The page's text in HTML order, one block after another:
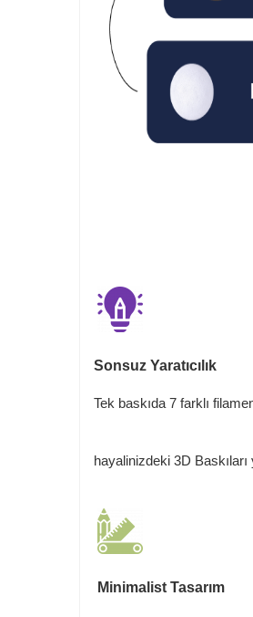
Sonsuz Yaratıcılık
Tek baskıda 7 farklı
hayalinizdeki 3D Baskıları
Minimalist Tasarım